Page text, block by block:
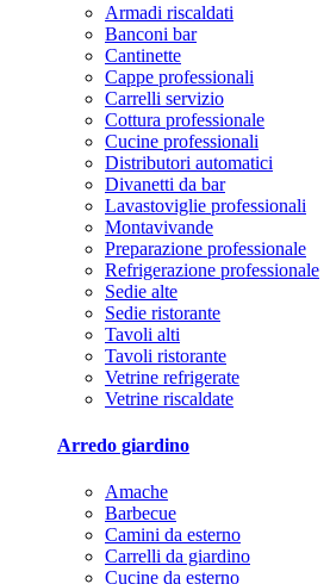
Armadi riscaldati
Banconi bar
Cantinette
Cappe professionali
Carrelli servizio
Cottura professionale
Cucine professionali
Distributori automatici
Divanetti da bar
Lavastoviglie professionali
Montavivande
Preparazione professionale
Refrigerazione professionale
Sedie alte
Sedie ristorante
Tavoli alti
Tavoli ristorante
Vetrine refrigerate
Vetrine riscaldate
Arredo giardino
Amache
Barbecue
Camini da esterno
Carrelli da giardino
Cucine da esterno